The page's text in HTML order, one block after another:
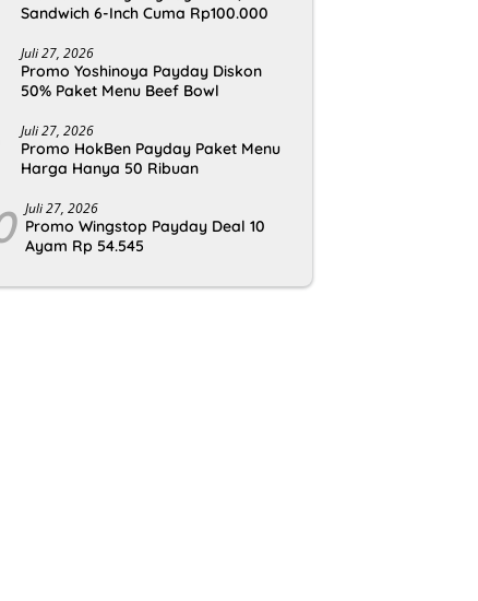
Sandwich 6-Inch Cuma Rp100.000
Juli 27, 2026
Promo Yoshinoya Payday Diskon
50% Paket Menu Beef Bowl
Juli 27, 2026
Promo HokBen Payday Paket Menu
Harga Hanya 50 Ribuan
Juli 27, 2026
Promo Wingstop Payday Deal 10
Ayam Rp 54.545